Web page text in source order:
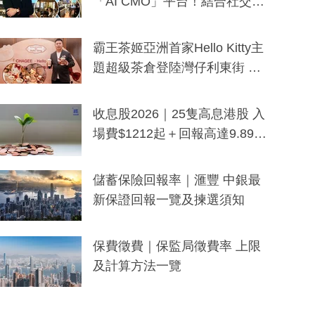
分鐘生成「貼地」宣傳短片
霸王茶姬亞洲首家Hello Kitty主
題超級茶倉登陸灣仔利東街 推
y及香港限定特調系列
收息股2026｜25隻高息港股 入
場費$1212起＋回報高達9.89
儲蓄保險回報率｜滙豐 中銀最
新保證回報一覽及揀選須知
保費徵費｜保監局徵費率 上限
及計算方法一覽